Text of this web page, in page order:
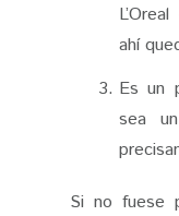
ahí
Es un
sea
Si no fuese